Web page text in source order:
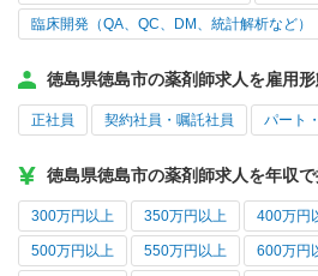
臨床開発（QA、QC、DM、統計解析など）
徳島県徳島市の薬剤師求人を雇用
正社員 契約社員・嘱託社員 パート
徳島県徳島市の薬剤師求人を年収
300万円以上 350万円以上 400万円
500万円以上 550万円以上 600万円